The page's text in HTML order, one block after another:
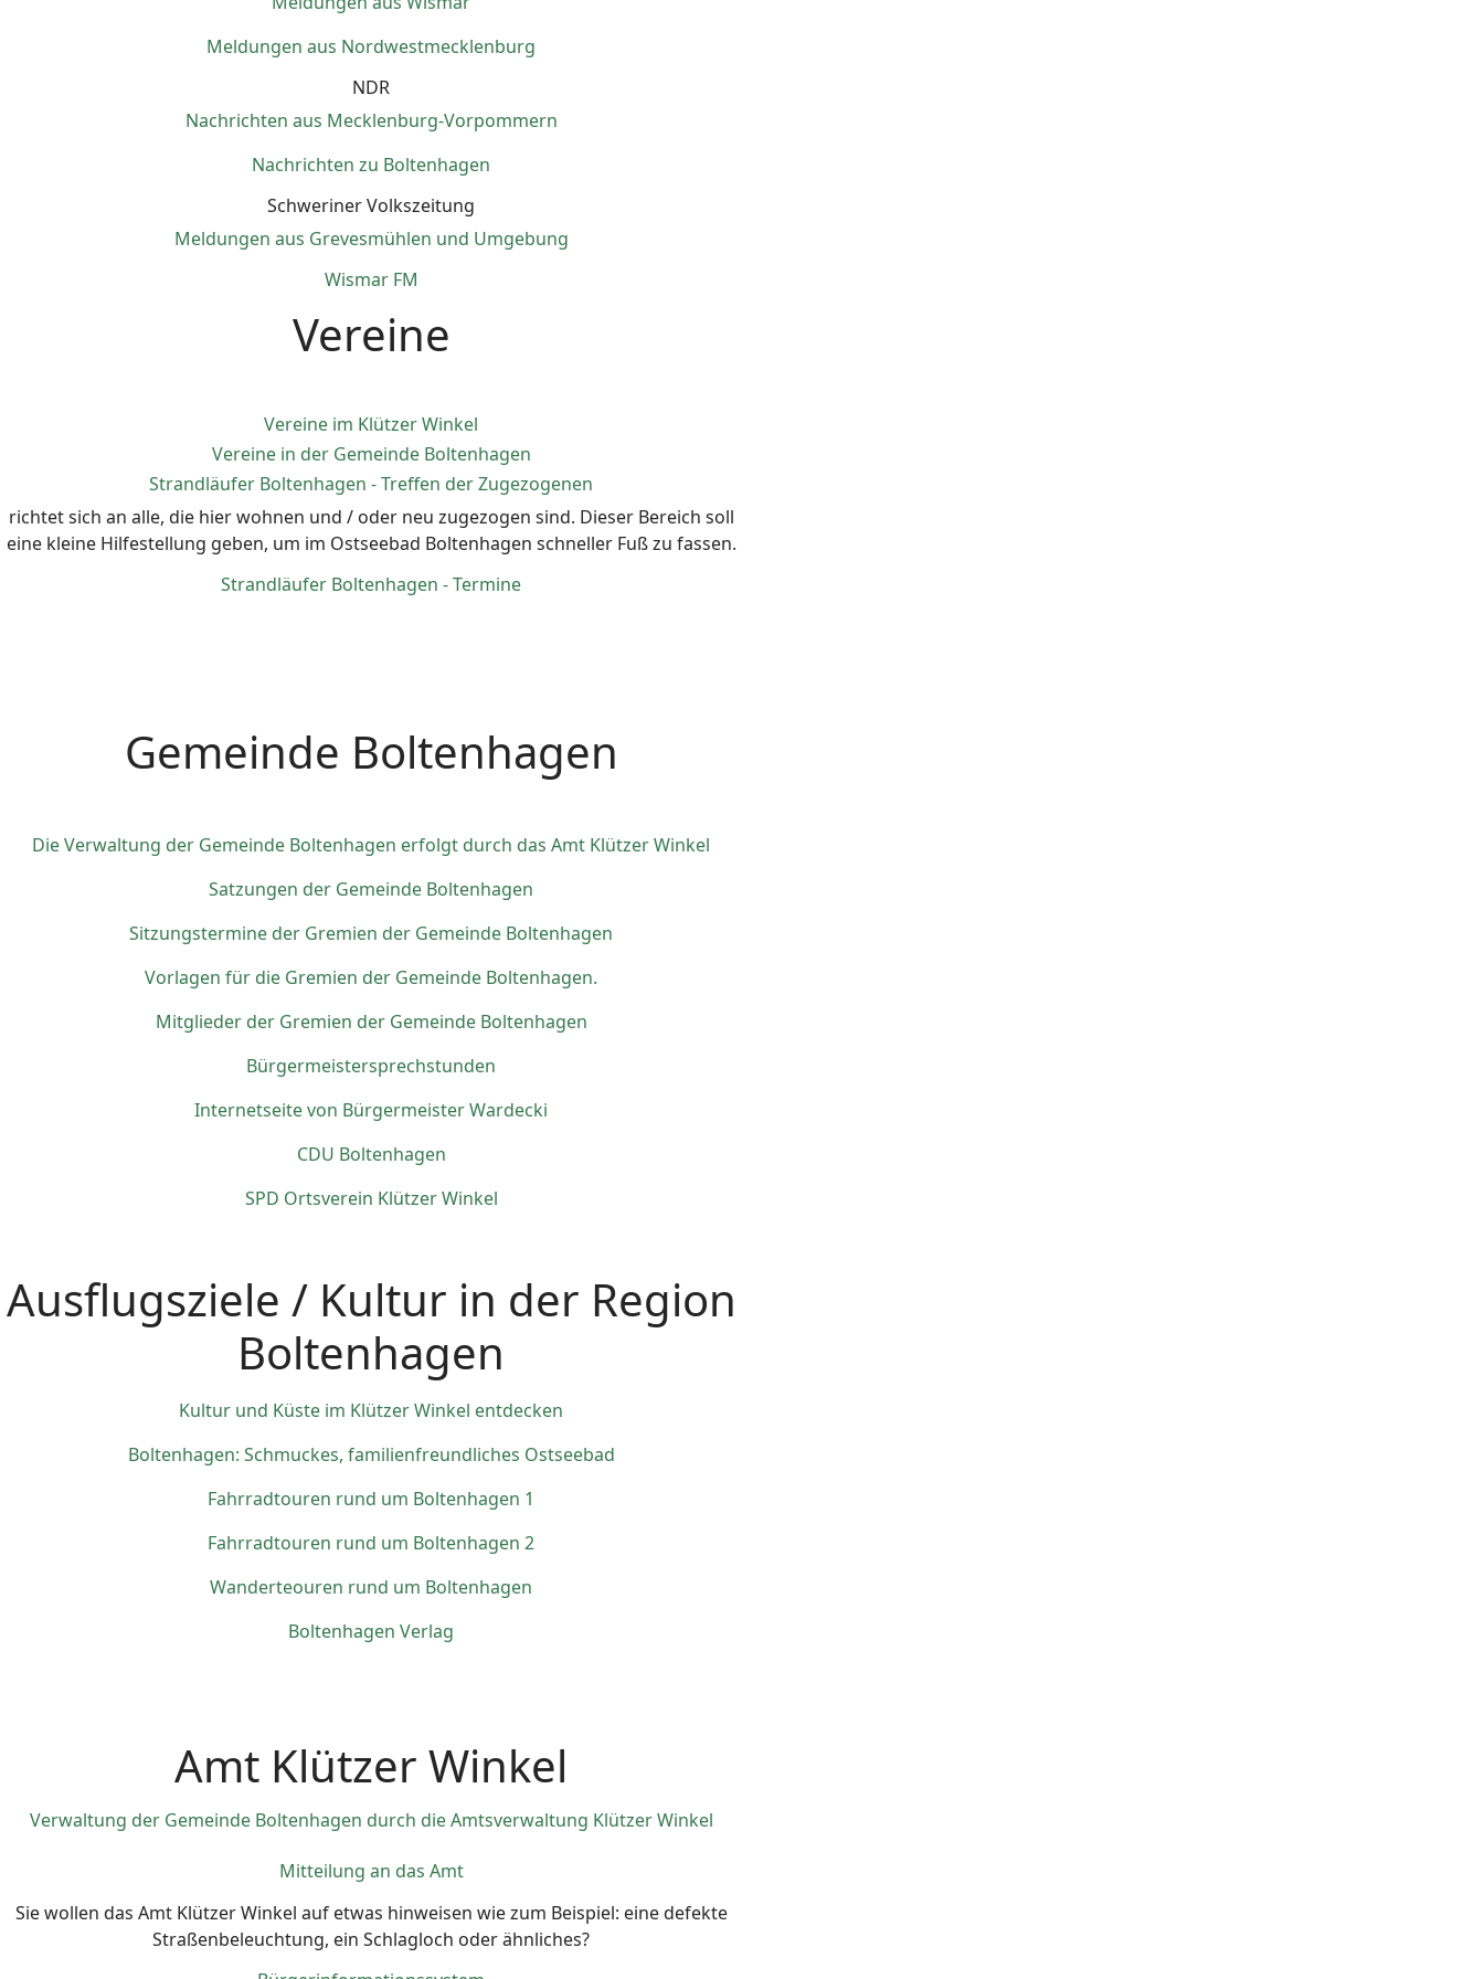
Meldungen aus Nordwestmecklenburg
NDR
Nachrichten aus Mecklenburg-Vorpommern
Nachrichten zu Boltenhagen
Schweriner Volkszeitung
Meldungen aus Grevesmühlen und Umgebung
Wismar FM
Vereine
Vereine im Klützer Winkel
Vereine in der Gemeinde Boltenhagen
Strandläufer Boltenhagen - Treffen der Zugezogenen
richtet sich an alle, die hier wohnen und / oder neu zugezogen sind. Dieser Bereich soll
eine kleine Hilfestellung geben, um im Ostseebad Boltenhagen schneller Fuß zu fassen.
Strandläufer Boltenhagen - Termine
Gemeinde Boltenhagen
Die Verwaltung der Gemeinde Boltenhagen erfolgt durch das Amt Klützer Winkel
Satzungen der Gemeinde Boltenhagen
Sitzungstermine der Gremien der Gemeinde Boltenhagen
Vorlagen für die Gremien der Gemeinde Boltenhagen.
Mitglieder der Gremien der Gemeinde Boltenhagen
Bürgermeistersprechstunden
Internetseite von Bürgermeister Wardecki
CDU Boltenhagen
SPD Ortsverein Klützer Winkel
Ausflugsziele / Kultur in der Region
Boltenhagen
Kultur und Küste im Klützer Winkel entdecken
Boltenhagen: Schmuckes, familienfreundliches Ostseebad
Fahrradtouren rund um Boltenhagen 1
Fahrradtouren rund um Boltenhagen 2
Wanderteouren rund um Boltenhagen
Boltenhagen Verlag
Amt Klützer Winkel
Verwaltung der Gemeinde Boltenhagen durch die Amtsverwaltung Klützer Winkel
Mitteilung an das Amt
Sie wollen das Amt Klützer Winkel auf etwas hinweisen wie zum Beispiel: eine defekte
Straßenbeleuchtung, ein Schlagloch oder ähnliches?